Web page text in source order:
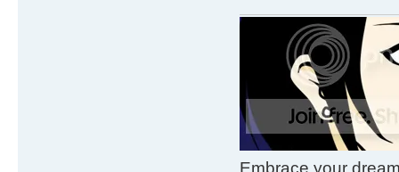
Embrace your